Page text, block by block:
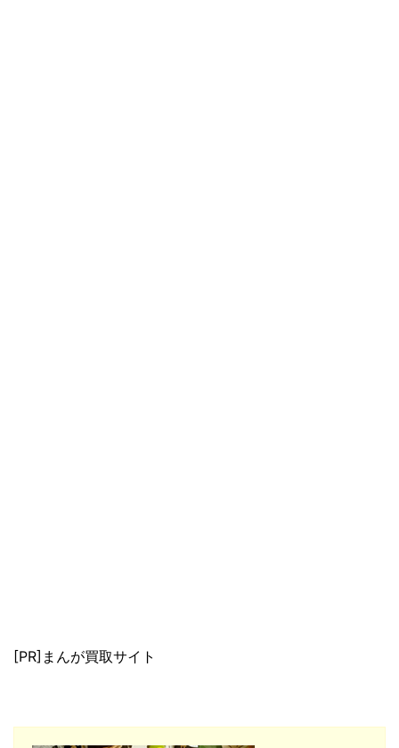
[PR]まんが買取サイト